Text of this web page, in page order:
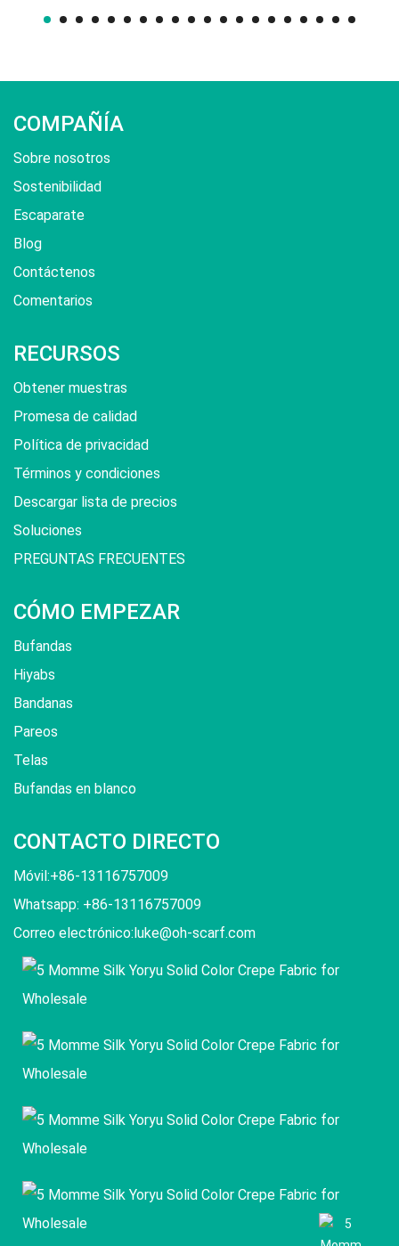
COMPAÑÍA
Sobre nosotros
Sostenibilidad
Escaparate
Blog
Contáctenos
Comentarios
RECURSOS
Obtener muestras
Promesa de calidad
Política de privacidad
Términos y condiciones
Descargar lista de precios
Soluciones
PREGUNTAS FRECUENTES
CÓMO EMPEZAR
Bufandas
Hiyabs
Bandanas
Pareos
Telas
Bufandas en blanco
CONTACTO DIRECTO
Móvil:+86-13116757009
Whatsapp: +86-13116757009
Correo electrónico: luke@oh-scarf.com